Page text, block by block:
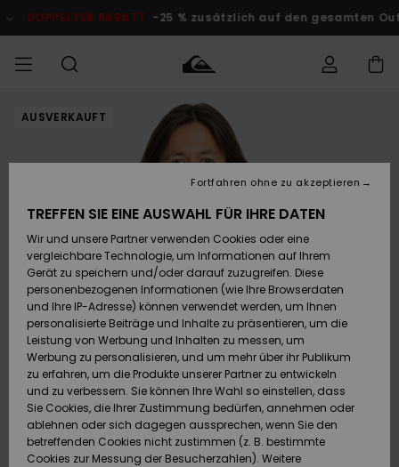
Produktinformation
DOPPELTER RABATT -25 % zusätzlich auf den gesamten
MÄNNER Kleidung
Accessoires
Schuhe&
Flip-Flops
Surf
Snow
Brandneu
Kleidung
Accessoires
Schuhe&
Flip-Flops
Surf
Snow
Brandneu
FRAUEN
Shop
Brandneu
Highlights
Snow
SURF
Surf Shop
Männer
Kinder
Highlights
Community
SNOW
Snow Shop
Männer
Snow Shop
Kinder
Snow Shop
Damen
Highlights
Community
DOPPELTER
RABATT
Outlet
Herren
KINDER
Outlet
Frauen
HILFE & KONTAKT
Auf meine
Bestellung
zugreifen
Retouren
Bezahlung
Geschenkkarte
Quiksilver
Freedom
Datenschutz
AUSVERKAUFT
TREFFEN SIE EINE AUSWAHL FÜR IHRE DATEN
Wir und unsere Partner verwenden Cookies oder eine
vergleichbare Technologie, um Informationen auf Ihrem
Gerät zu speichern und/oder darauf zuzugreifen. Diese
personenbezogenen Informationen (wie Ihre Browserdaten
und Ihre IP-Adresse) können verwendet werden, um Ihnen
personalisierte Beiträge und Inhalte zu präsentieren, um die
Leistung von Werbung und Inhalten zu messen, um
Werbung zu personalisieren, und um mehr über ihr Publikum
zu erfahren, um die Produkte unserer Partner zu entwickeln
und zu verbessern. Sie können Ihre Wahl so einstellen, dass
Sie Cookies, die Ihrer Zustimmung bedürfen, annehmen oder
ablehnen oder sich dagegen aussprechen, wenn Sie den
betreffenden Cookies nicht zustimmen (z. B. bestimmte
Cookies zur Messung der Besucherzahlen). Weitere
Fortfahren ohne zu akzeptieren